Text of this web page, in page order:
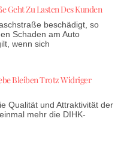
Geht Zu Lasten Des Kunden
beschädigt, so
Schaden am Auto
wenn sich
Bleiben Trotz Widriger
Qualität und Attraktivität der
mehr die DIHK-